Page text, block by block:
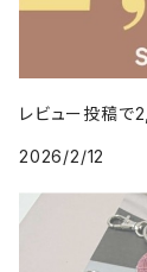
レビュー投稿で
2026/2/12